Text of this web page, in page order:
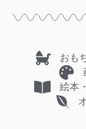
おも
絵本